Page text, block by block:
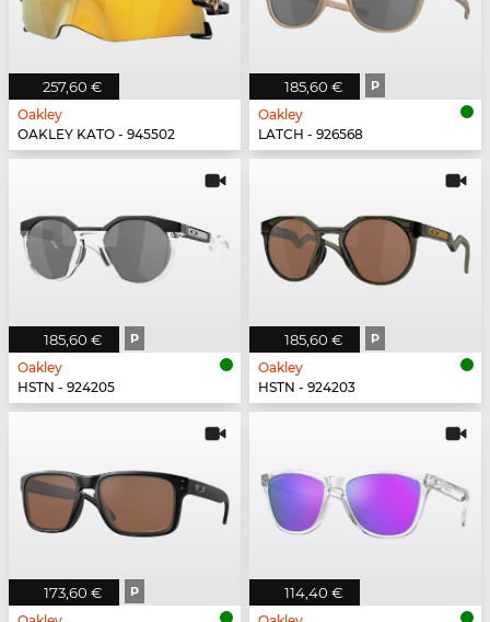
257,60 €
Oakley
OAKLEY KATO - 945502
185,60 € P
Oakley
LATCH - 926568
185,60 € P
Oakley
HSTN - 924205
185,60 € P
Oakley
HSTN - 924203
173,60 € P 114,40 €